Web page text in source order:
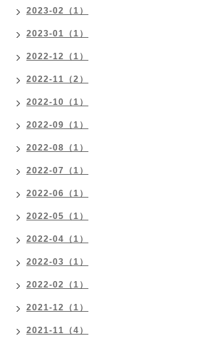
2023-02（1）
2023-01（1）
2022-12（1）
2022-11（2）
2022-10（1）
2022-09（1）
2022-08（1）
2022-07（1）
2022-06（1）
2022-05（1）
2022-04（1）
2022-03（1）
2022-02（1）
2021-12（1）
2021-11（4）